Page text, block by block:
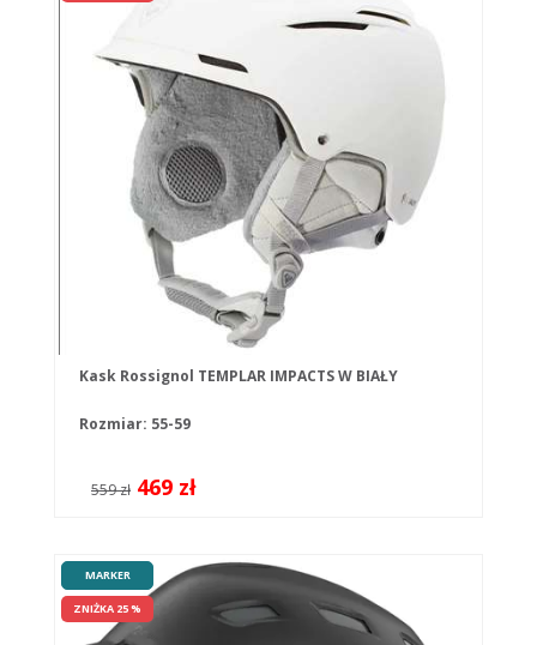
Kask Rossignol TEMPLAR IMPACTS W BIAŁY
Rozmiar: 55-59
559 zł 469 zł
MARKER
ZNIŻKA 25 %